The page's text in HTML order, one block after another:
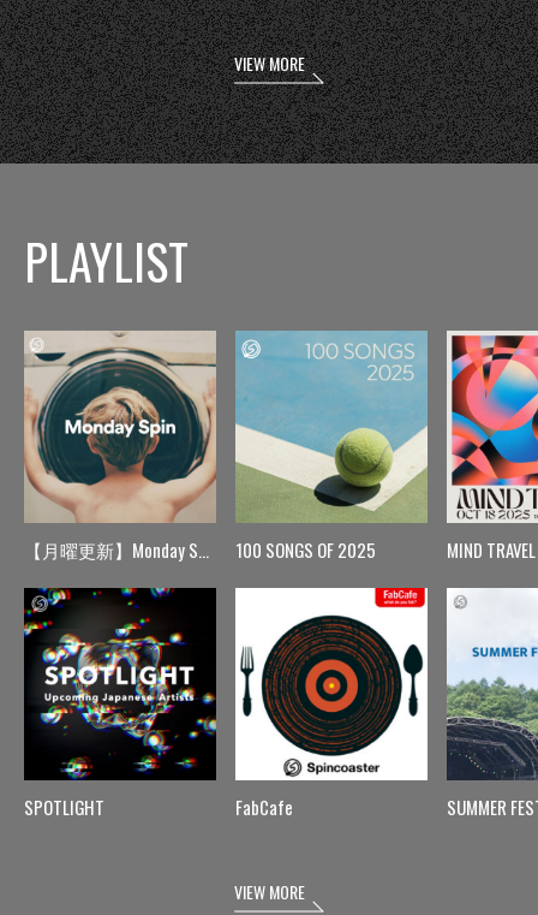
VIEW MORE
PLAYLIST
【月曜更新】Monday Spin
SPOTLIGHT
100 SONGS OF 2025
FabCafe
MIND TRAVEL
SUMMER
VIEW MORE